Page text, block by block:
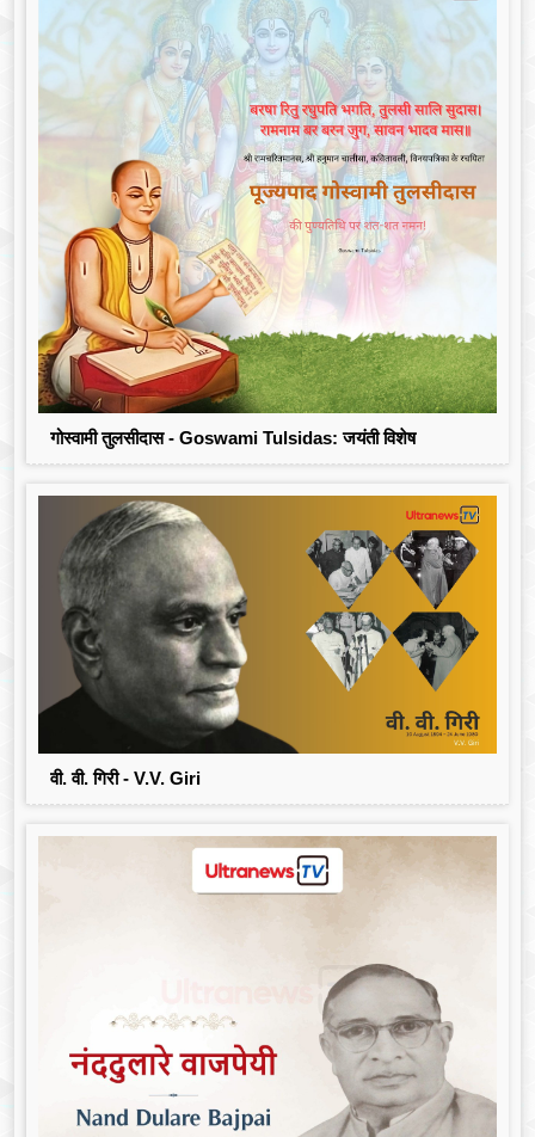
गोस्वामी तुलसीदास - Goswami Tulsidas: जयंती विशेष
वी. वी. गिरी - V.V. Giri